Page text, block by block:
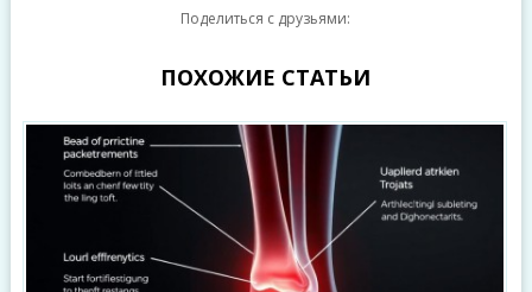
Поделиться с друзьями:
ПОХОЖИЕ СТАТЬИ